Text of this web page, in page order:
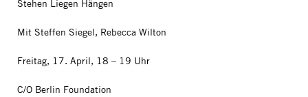
Stehen Liegen Hängen
Mit Steffen Siegel, Rebecca Wilton
Freitag, 17. April, 18 – 19 Uhr
C/O Berlin Foundation